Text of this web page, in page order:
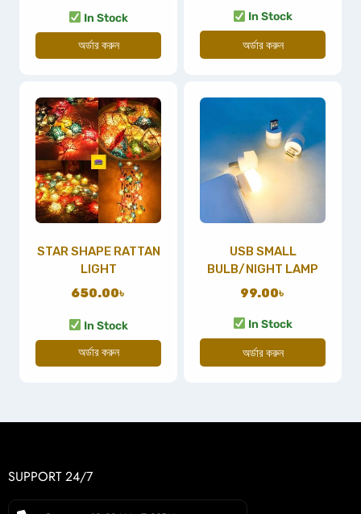
In Stock
অর্ডার করুন
In Stock
অর্ডার করুন
STAR SHAPE RATTAN
LIGHT
650.00৳
In Stock
অর্ডার করুন
USB SMALL
BULB/NIGHT LAMP
99.00৳
In Stock
অর্ডার করুন
SUPPORT 24/7